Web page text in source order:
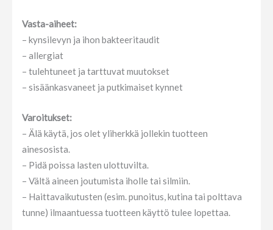
Vasta-aiheet:
– kynsilevyn ja ihon bakteeritaudit
– allergiat
– tulehtuneet ja tarttuvat muutokset
– sisäänkasvaneet ja putkimaiset kynnet
Varoitukset:
– Älä käytä, jos olet yliherkkä jollekin tuotteen
ainesosista.
– Pidä poissa lasten ulottuvilta.
– Vältä aineen joutumista iholle tai silmiin.
– Haittavaikutusten (esim. punoitus, kutina tai polttava
tunne) ilmaantuessa tuotteen käyttö tulee lopettaa.